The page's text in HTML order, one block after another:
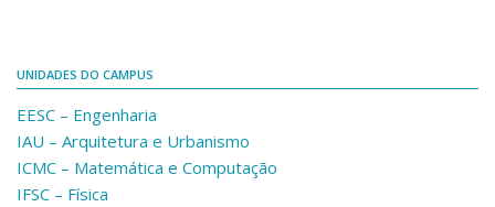
UNIDADES DO CAMPUS
EESC – Engenharia
IAU – Arquitetura e Urbanismo
ICMC – Matemática e Computação
IFSC – Física